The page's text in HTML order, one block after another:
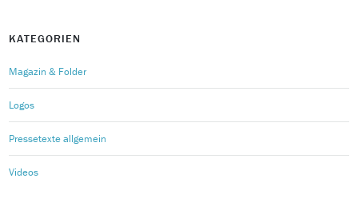
KATEGORIEN
Magazin & Folder
Logos
Pressetexte allgemein
Videos